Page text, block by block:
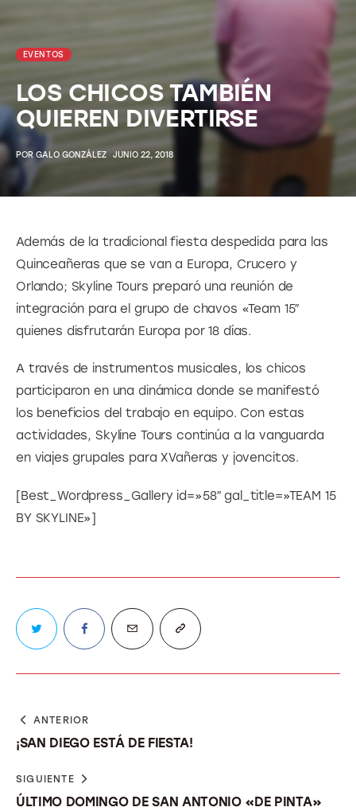
EVENTOS
LOS CHICOS TAMBIÉN
QUIEREN DIVERTIRSE
POR GALO GONZÁLEZ JUNIO 22, 2018
Además de la tradicional fiesta despedida para las
Quinceañeras que se van a Europa, Crucero y
Orlando; Skyline Tours preparó una reunión de
integración para el grupo de chavos «Team 15″
quienes disfrutarán Europa por 18 días.
A través de instrumentos musicales, los chicos
participaron en una dinámica donde se manifestó
los beneficios del trabajo en equipo. Con estas
actividades, Skyline Tours continúa a la vanguarda
en viajes grupales para XVañeras y jovencitos.
[Best_Wordpress_Gallery id=»58″ gal_title=»TEAM 15
BY SKYLINE»]
ANTERIOR
¡SAN DIEGO ESTÁ DE FIESTA!
SIGUIENTE
ÚLTIMO DOMINGO DE SAN ANTONIO «DE PINTA»